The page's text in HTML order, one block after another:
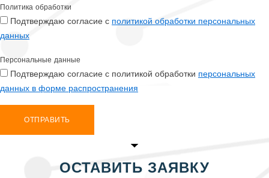
Политика обработки
Подтверждаю согласие с политикой обработки персональных
данных
Персональные данные
Подтверждаю согласие с политикой обработки персональных
данных в форме распространения
ОТПРАВИТЬ
ОСТАВИТЬ ЗАЯВКУ